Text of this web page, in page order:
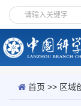
首页 >> 区域